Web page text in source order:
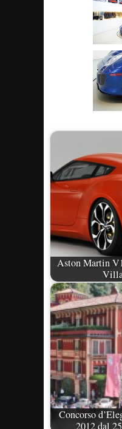
Aston Martin
Concorso
2012 dal